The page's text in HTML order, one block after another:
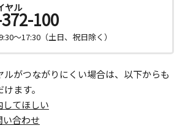
ヤル
100
～17:30（土日、祝日除く）
ルがつながりにくい場合は、以下からも
ます。
てほしい
合わせ